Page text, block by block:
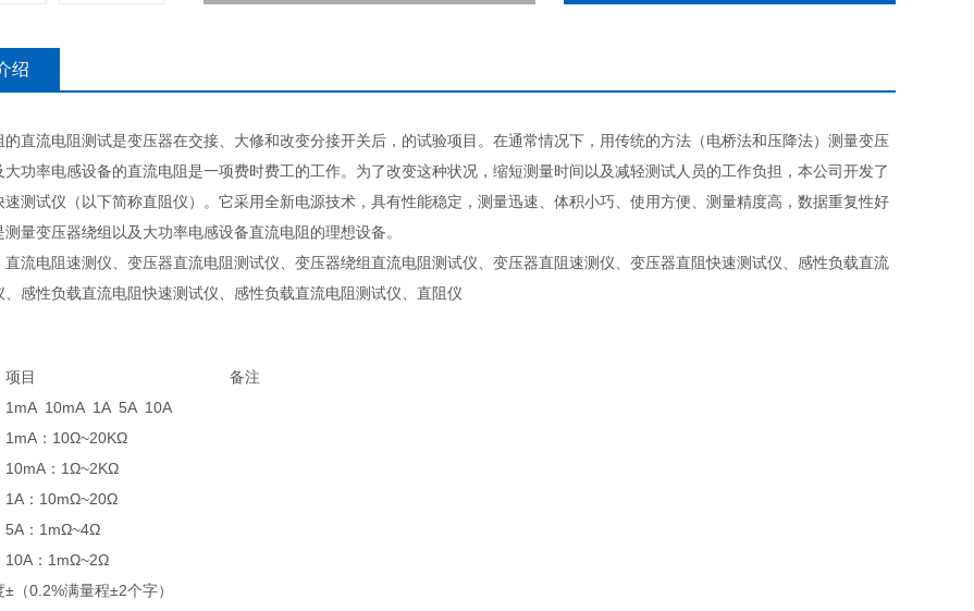
绍
的直流电阻测试是变压器在交接、大修和改变分接开关后，的试验项目。在通常情况下，用传统的方法（电桥法和压降法）测量变压
大功率电感设备的直流电阻是一项费时费工的工作。为了改变这种状况，缩短测量时间以及减轻测试人员的工作负担，本公司开发了
速测试仪（以下简称直阻仪）。它采用全新电源技术，具有性能稳定，测量迅速、体积小巧、使用方便、测量精度高，数据重复性好
量变压器绕组以及大功率电感设备直流电阻的理想设备。
直流电阻速测仪、变压器直流电阻测试仪、变压器绕组直流电阻测试仪、变压器直阻速测仪、变压器直阻快速测试仪、感性负载直流
、感性负载直流电阻快速测试仪、感性负载直流电阻测试仪、直阻仪
项目
备注
1mA 10mA 1A 5A 10A
1mA：10Ω~20KΩ
10mA：1Ω~2KΩ
1A：10mΩ~20Ω
5A：1mΩ~4Ω
10A：1mΩ~2Ω
±（0.2%满量程±2个字）